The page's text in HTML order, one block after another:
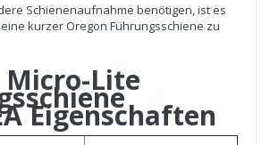
Schienenaufnahme benötigen, ist es
kurzer Oregon Führungsschiene zu
Micro-Lite
Eigenschaften